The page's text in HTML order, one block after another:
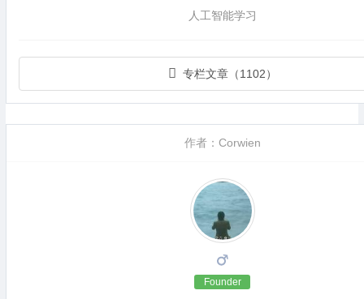
人工智能学习
专栏文章（1102）
作者：Corwien
Founder